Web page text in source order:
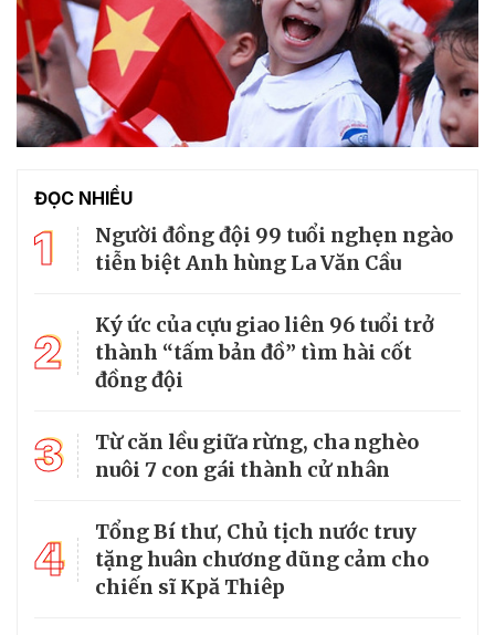
ĐỌC NHIỀU
1
Người đồng đội 99 tuổi nghẹn ngào
tiễn biệt Anh hùng La Văn Cầu
2
Ký ức của cựu giao liên 96 tuổi trở
thành “tấm bản đồ” tìm hài cốt
đồng đội
3
Từ căn lều giữa rừng, cha nghèo
nuôi 7 con gái thành cử nhân
4
Tổng Bí thư, Chủ tịch nước truy
tặng huân chương dũng cảm cho
chiến sĩ Kpă Thiêp